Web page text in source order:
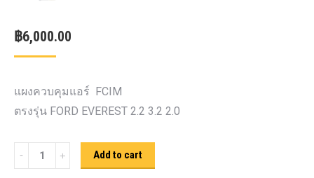
฿6,000.00
แผงควบคุมแอร์ FCIM
ตรงรุ่น FORD EVEREST 2.2 3.2 2.0
ควบคุม
Add to cart